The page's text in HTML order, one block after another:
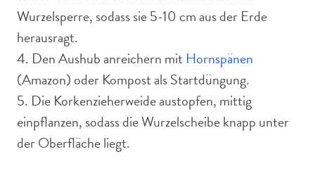
Wurzelsperre, sodass sie 5-10 cm aus der Erde
herausragt.
4. Den Aushub anreichern mit Hornspänen
(Amazon) oder Kompost als Startdüngung.
5. Die Korkenzieherweide austopfen, mittig
einpflanzen, sodass die Wurzelscheibe knapp unter
der Oberfläche liegt.